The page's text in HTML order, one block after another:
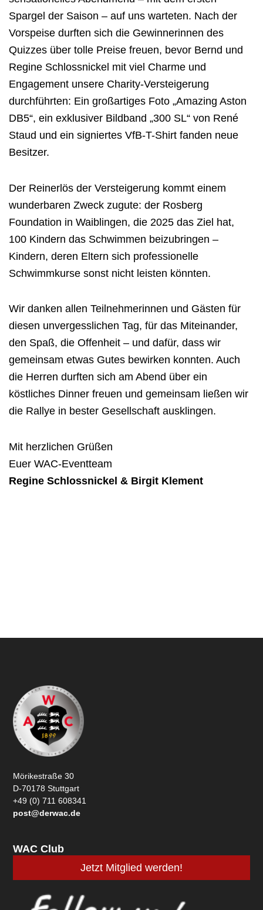
Spargel der Saison – auf uns warteten. Nach der
Vorspeise durften sich die Gewinnerinnen des
Quizzes über tolle Preise freuen, bevor Bernd und
Regine Schlossnickel mit viel Charme und
Engagement unsere Charity-Versteigerung
durchführten: Ein großartiges Foto „Amazing Aston
DB5“, ein exklusiver Bildband „300 SL“ von René
Staud und ein signiertes VfB-T-Shirt fanden neue
Besitzer.
Der Reinerlös der Versteigerung kommt einem
wunderbaren Zweck zugute: der Rosberg
Foundation in Waiblingen, die 2025 das Ziel hat,
100 Kindern das Schwimmen beizubringen –
Kindern, deren Eltern sich professionelle
Schwimmkurse sonst nicht leisten könnten.
Wir danken allen Teilnehmerinnen und Gästen für
diesen unvergesslichen Tag, für das Miteinander,
den Spaß, die Offenheit – und dafür, dass wir
gemeinsam etwas Gutes bewirken konnten. Auch
die Herren durften sich am Abend über ein
köstliches Dinner freuen und gemeinsam ließen wir
die Rallye in bester Gesellschaft ausklingen.
Mit herzlichen Grüßen
Euer WAC-Eventteam
Regine Schlossnickel & Birgit Klement
Mörikestraße 30
D-70178 Stuttgart
+49 (0) 711 608341
post@derwac.de
WAC Club
Jetzt Mitglied werden!